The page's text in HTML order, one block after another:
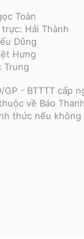
Toàn
Hải Thành
Dũng
Hưng
Trung
GP - BTTTT cấp
về Báo
thức nếu